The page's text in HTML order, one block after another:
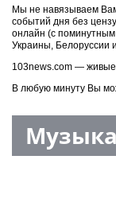
Мы не навязываем
событий дня без
онлайн (с
Украины, Белоруссии
103news.com —
В любую минуту Вы